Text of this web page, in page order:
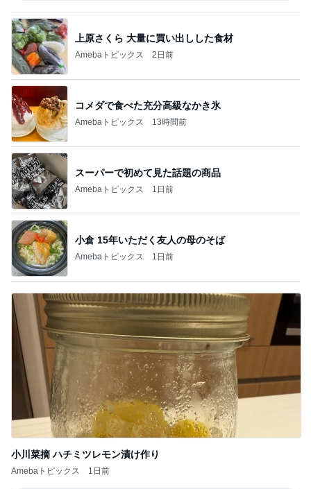
上原さくら 大量に買い出しした食材
Amebaトピックス 2日前
コメダで食べた充分高級なかき氷
Amebaトピックス 13時間前
スーパーで初めて見た話題の商品
Amebaトピックス 1日前
小倉 15年いただく友人の母のそば
Amebaトピックス 1日前
小川菜摘 ハチミツレモン漬け作り
Amebaトピックス 1日前